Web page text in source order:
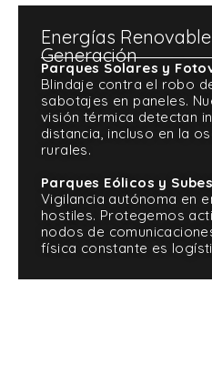
Energías
Generación
Parques Solares y
Blindaje contra el robo
sabotajes en paneles.
visión térmica detectan
distancia, incluso en la
rurales.
Parques Eólicos y
Vigilancia autónoma en
hostiles. Protegemos
nodos de
física constante es